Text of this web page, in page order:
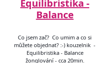
Equilibristika -
Balance
Co jsem zač? Co umim a co si
můžete objednat? :-) kouzelnik -
Equilibristika - Balance
žonglování - cca 20min.